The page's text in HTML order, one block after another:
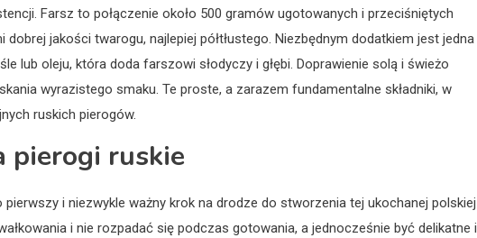
Farsz to połączenie około 500 gramów ugotowanych i przeciśniętych
jakości twarogu, najlepiej półtłustego. Niezbędnym dodatkiem jest jedna
lub oleju, która doda farszowi słodyczy i głębi. Doprawienie solą i świeżo
wyrazistego smaku. Te proste, a zarazem fundamentalne składniki, w
ruskich pierogów.
pierogi ruskie
i niezwykle ważny krok na drodze do stworzenia tej ukochanej polskiej
i nie rozpadać się podczas gotowania, a jednocześnie być delikatne i